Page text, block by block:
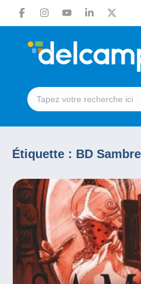
Étiquette : BD Sambre